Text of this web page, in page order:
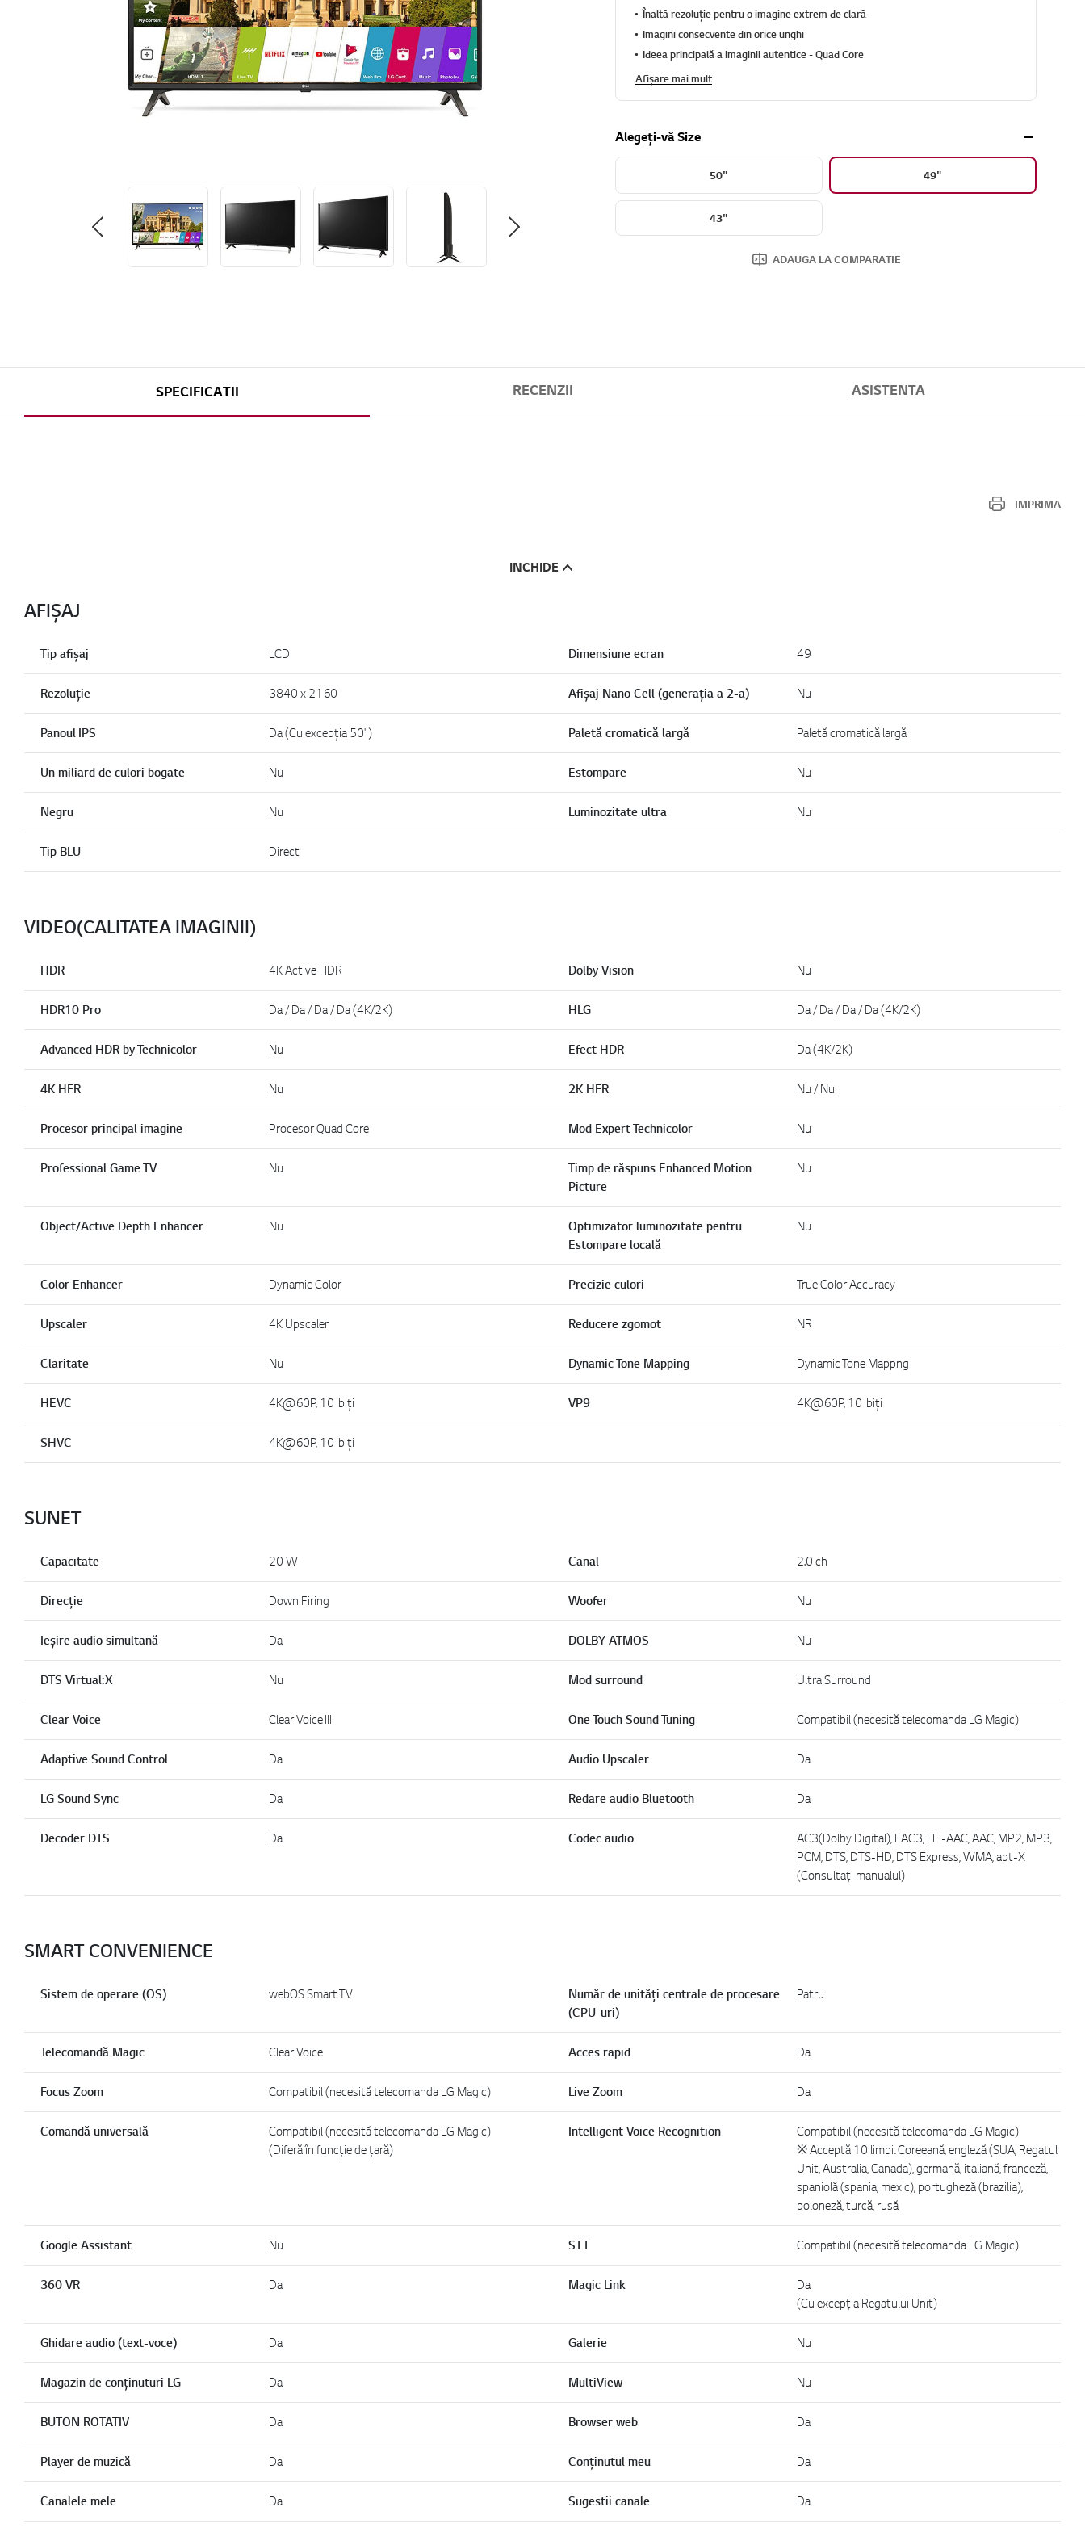
Înaltă rezoluție pentru o imagine extrem de clară
Imagini consecvente din orice unghi
Ideea principală a imaginii autentice - Quad Core
Afișare mai mult
Alegeți-vă Size
50" 49"
43"
ADAUGA LA COMPARATIE
SPECIFICATII RECENZII ASISTENTA
IMPRIMA
INCHIDE
AFIȘAJ
Tip afișaj LCD Dimensiune ecran 49
Rezoluție 3840 x 2160 Afișaj Nano Cell (generația a 2-a) Nu
Panoul IPS Da (Cu excepția 50") Paletă cromatică largă Paletă cromatică largă
Un miliard de culori bogate Nu Estompare Nu
Negru Nu Luminozitate ultra Nu
Tip BLU Direct
VIDEO(CALITATEA IMAGINII)
HDR 4K Active HDR Dolby Vision Nu
HDR10 Pro Da / Da / Da / Da (4K/2K) HLG Da / Da / Da / Da (4K/2K)
Advanced HDR by Technicolor Nu Efect HDR Da (4K/2K)
4K HFR Nu 2K HFR Nu / Nu
Procesor principal imagine Procesor Quad Core Mod Expert Technicolor Nu
Professional Game TV Nu
Timp de răspuns Enhanced Motion
Picture
Nu
Object/Active Depth Enhancer Nu
Optimizator luminozitate pentru
Estompare locală
Nu
Color Enhancer Dynamic Color Precizie culori True Color Accuracy
Upscaler 4K Upscaler Reducere zgomot NR
Claritate Nu Dynamic Tone Mapping Dynamic Tone Mappng
HEVC 4K@60P, 10 biți VP9 4K@60P, 10 biți
SHVC 4K@60P, 10 biți
SUNET
Capacitate 20 W Canal 2.0 ch
Direcție Down Firing Woofer Nu
Ieșire audio simultană Da DOLBY ATMOS Nu
DTS Virtual:X Nu Mod surround Ultra Surround
Clear Voice Clear Voice III One Touch Sound Tuning Compatibil (necesită telecomanda LG Magic)
Adaptive Sound Control Da Audio Upscaler Da
LG Sound Sync Da Redare audio Bluetooth Da
Decoder DTS Da Codec audio
AC3(Dolby Digital), EAC3, HE-AAC, AAC, MP2, MP3,
PCM, DTS, DTS-HD, DTS Express, WMA, apt-X
(Consultați manualul)
SMART CONVENIENCE
Sistem de operare (OS) webOS Smart TV
Număr de unități centrale de procesare
(CPU-uri)
Patru
Telecomandă Magic Clear Voice Acces rapid Da
Focus Zoom Compatibil (necesită telecomanda LG Magic) Live Zoom Da
Comandă universală
Compatibil (necesită telecomanda LG Magic)
(Diferă în funcție de țară)
Intelligent Voice Recognition
Compatibil (necesită telecomanda LG Magic)
※ Acceptă 10 limbi: Coreeană, engleză (SUA, Regatul
Unit, Australia, Canada), germană, italiană, franceză,
spaniolă (spania, mexic), portugheză (brazilia),
poloneză, turcă, rusă
Google Assistant Nu STT Compatibil (necesită telecomanda LG Magic)
360 VR Da Magic Link
Da
(Cu excepția Regatului Unit)
Ghidare audio (text-voce) Da Galerie Nu
Magazin de conținuturi LG Da MultiView Nu
BUTON ROTATIV Da Browser web Da
Player de muzică Da Conținutul meu Da
Canalele mele Da Sugestii canale Da